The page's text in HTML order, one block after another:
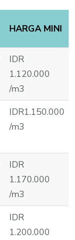
HARGA MINI
IDR
1.120.000
/m3
IDR1.150.000
/m3
IDR
1.170.000
/m3
IDR
1.200.000